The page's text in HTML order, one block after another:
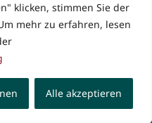
klicken, stimmen Sie der
mehr zu erfahren, lesen
Alle akzeptieren
Gymnasium. Alle Rechte
Datenschutzerklärung|